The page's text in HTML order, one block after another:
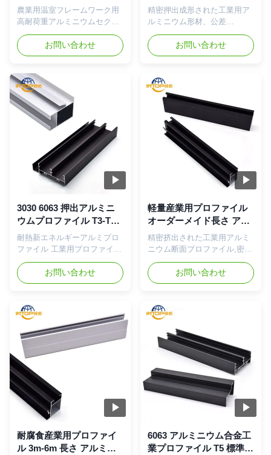
ラック 1.4 ~ 1.8 2.0 ...
スタムアルミニウムプロ
ファイル
農業用温室フレームワーク用
高耐荷重アルミニウムセクシ
ョン 建築用合金陽極酸化表面
工業用プロファイルカスタム
長 農業用温室用途向けに特別
シーラントと断熱構造を備え
た耐久性のあるアルミニウム
プロファイル。 製品概要 鉄
道輸送用キャリッジ構造およ
び工業用途向けに設計され
た、環境に優しいリサイクル
可能なアルミニウムプロファ
イル。高引張強度と優れた防
火性能を備えた、コスト効率
の高い国際標準アルミニウム
互換性のあるアクセサリによ
り、ロボット保護エンクロー
での組み立てが容易になりま
す。 製品仕様 プロファイル
モデル 説明 厚さ...
お問い合わせ
ノイドアルミニウム構造
プロファイル
精密押出成形された工業用ア
ルミニウム形材、公差
（±0.1mm）が厳しく、耐摩
耗性表面を備え、自動化装置
フレームに使用 工業用アルミ
ング 化学プラント配管サポー
ト 農業用温室用途に特化して
設計された、耐老化性シーラ
ントと断熱構造を備えた耐久
性のあるアルミニウム形材。
製品概要 鉄道車両構造および
工業用途向けに設計された、
環境に優しいリサイクル可能
なアルミニウム形材。コスト
効率の高い国際標準アルミニ
引張強度と優れた防火性能を
備えています。互換性のある
アクセサリにより、ロボット
保護エンクロージャおよび鉄
道車両システムでの組み立て
が容易になります。 ...
お問い合わせ
3030 6063 押出アルミニ
ウムプロファイル T3-T8
テンパー アルミニウムセ
クション
耐熱新エネルギーアルミプロ
ファイル 工業用プロファイル
挤出 精密切断 生産ラインの
自動化 アクセサリー 高温耐
性と優れた伝導性を持つ精密
ム断面プロファイル,太陽光パ
ネル支架と自動化機器のフレ
ームのために特別に設計され
ています.特徴 厳格な許容度
(±0).1mm) と耐磨性のある表
面により優れた性能が得られ
ます 製品概要 環境に優しい
リサイクル可能なアルミプロ
ファイル 鉄道輸送車両構造や
産業用用途のために設計され
た高耐性で優れた防火性能を
備えた 費用対効果の高い国際
標準のアルミニウム材料で製
お問い合わせ
軽量産業用プロファイル
オーダーメイド長さ アノ
ジスアルミニウムエクス
トルーション
精密挤出された工業用アルミ
ニウム断面プロファイル,密度
の高い容量 (±0.1mm) と耐磨
性のある表面,自動化機器の枠
用 軽量でリサイクル可能な新
フレームの長さ 耐久性のある
アルミプロファイルで,耐老化
密封剤と熱隔離構造を備えて
おり,農業温室用途のために特
別に設計されています. 製品
概要 環境に優しいリサイクル
可能なアルミプロファイル 鉄
道輸送車両構造や産業用用途
のために設計された高耐性で
優れた防火性能を備えた 費用
ミニウム材料で製造互換性の
あるアクセサリーにより,ロボ
お問い合わせ
耐腐食産業用プロファイ
ル 3m-6m 長さ アルミ断
6063 アルミニウム合金工
業プロファイル T5 標準ア